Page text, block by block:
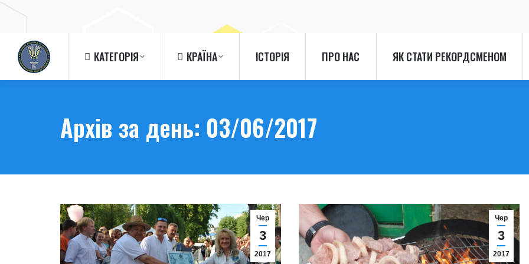
КАТЕГОРІЯ КРАЇНА ІСТОРІЯ ПРО НАС ЯК СТАТИ РЕКОРДСМЕНОМ
Архів за день: 03/06/2017
Чер
3
2017
Чер
3
2017